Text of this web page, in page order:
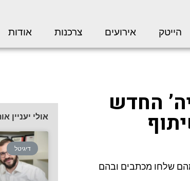
הייטק אירועים צרכנות אודות
החדש
שלחו מכתבים ובהם
אולי יעניין
דיגיטל